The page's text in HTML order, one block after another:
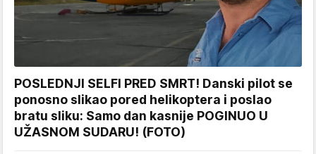
POSLEDNJI SELFI PRED SMRT! Danski pilot se
ponosno slikao pored helikoptera i poslao
bratu sliku: Samo dan kasnije POGINUO U
UŽASNOM SUDARU! (FOTO)